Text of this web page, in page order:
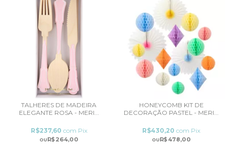
TALHERES DE MADEIRA
ELEGANTE ROSA - MERI...
R$264,00
R$237,60 com Pix
HONEYCOMB KIT DE
DECORAÇÃO PASTEL - MERI...
R$478,00
R$430,20 com Pix